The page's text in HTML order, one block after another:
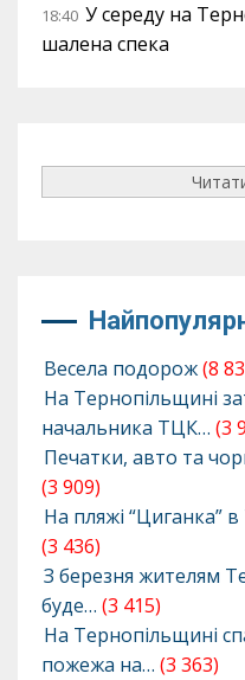
18:40 У середу на
шалена спека
Весела подорож(8
На Тернопільщині
начальника ТЦК… (3
Печатки, авто та
(3 909)
На пляжі “Циганка”
(3 436)
З березня жителям
буде… (3 415)
На Тернопільщині
пожежа на… (3 363)